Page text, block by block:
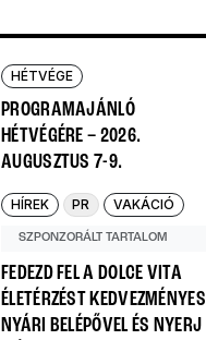
HÉTVÉGE
PROGRAMAJÁNLÓ
HÉTVÉGÉRE – 2026.
AUGUSZTUS 7-9.
HÍREK PR VAKÁCIÓ
SZPONZORÁLT TARTALOM
FEDEZD FEL A DOLCE VITA
ÉLETÉRZÉST KEDVEZMÉNYES
NYÁRI BELÉPŐVEL ÉS NYERJ